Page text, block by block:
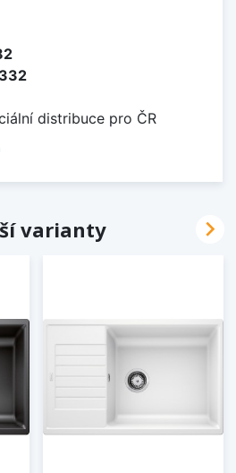
distribuce pro ČR
varianty 